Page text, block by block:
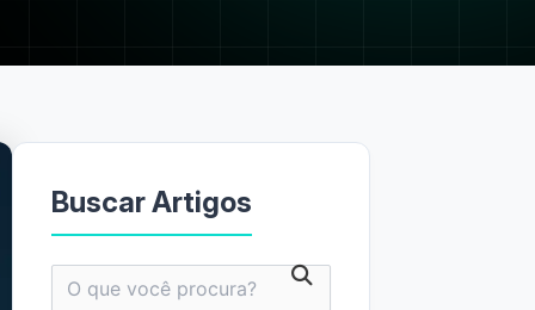
Buscar Artigos
por: